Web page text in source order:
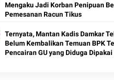
Mengaku Jadi Korban Penipuan
Pemesanan Racun Tikus
Ternyata, Mantan Kadis Damkar
Belum Kembalikan Temuan BPK
Pencairan GU yang Diduga